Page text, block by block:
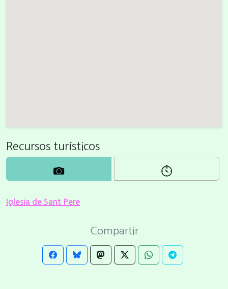
Recursos turísticos
Iglesia de Sant Pere
Compartir